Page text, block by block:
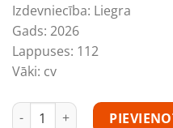
Izdevniecība: Liegra
Gads: 2026
Lappuses: 112
Vāki: cv
Tomass Manns "Nāve